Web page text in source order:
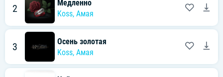
2
Медленно
Koss, Амая
3
Осень золотая
Koss, Амая